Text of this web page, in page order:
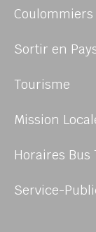
Sortir en
Tourisme
Mission
Horaires Bus
Service-